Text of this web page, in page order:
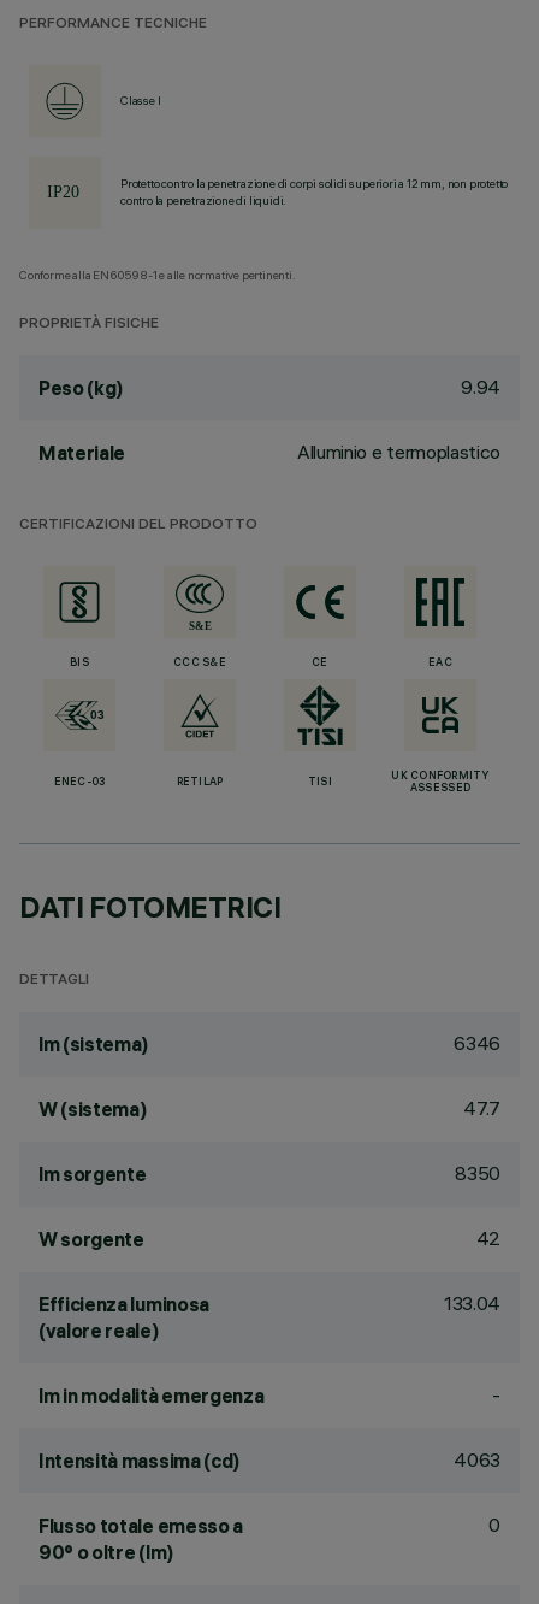
PERFORMANCE TECNICHE
Classe I
Protetto contro la penetrazione di corpi solidi superiori a 12 mm, non protetto
contro la penetrazione di liquidi.
Conforme alla EN60598-1 e alle normative pertinenti.
PROPRIETÀ FISICHE
Peso (kg) 9.94
Materiale Alluminio e termoplastico
CERTIFICAZIONI DEL PRODOTTO
BIS CCC S&E CE EAC
ENEC-03 RETILAP TISI
UK CONFORMITY
ASSESSED
DATI FOTOMETRICI
DETTAGLI
lm (sistema) 6346
W (sistema) 47.7
lm sorgente 8350
W sorgente 42
Efficienza luminosa
(valore reale)
133.04
lm in modalità emergenza -
Intensità massima (cd) 4063
Flusso totale emesso a
90° o oltre (lm)
0